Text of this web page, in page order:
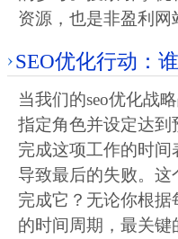
资源，也是非盈利
SEO优化行动：
当我们的seo优化战
指定角色并设定达
完成这项工作的时
导致最后的失败。
完成它？无论你根
的时间周期，最关